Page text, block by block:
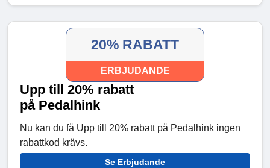
20% RABATT
ERBJUDANDE
Upp till 20% rabatt
på Pedalhink
Nu kan du få Upp till 20% rabatt på Pedalhink ingen
rabattkod krävs.
Se Erbjudande